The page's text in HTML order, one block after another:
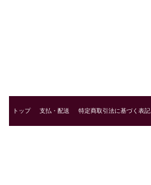
トップ 支払・配送 特定商取引法に基づく表記